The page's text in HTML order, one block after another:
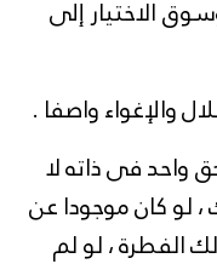
الاختيار إلى
والإغواء واصفا .
واحد فى ذاته لا
لو كان موجودا عن
الفطرة ، لو لم